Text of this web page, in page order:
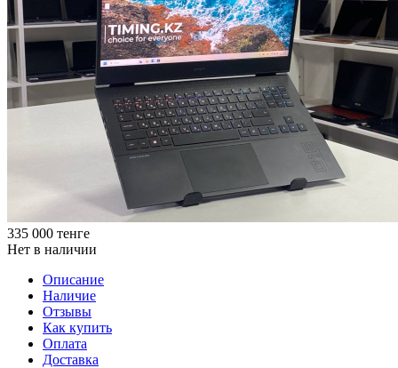
335 000 тенге
Нет в наличии
Описание
Наличие
Отзывы
Как купить
Оплата
Доставка